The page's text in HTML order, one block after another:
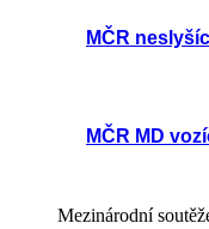
MČR
MČR MD
Mezinárodní